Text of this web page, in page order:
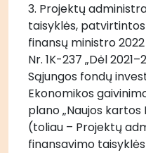
3. Projektų
taisyklės,
finansų ministro
Nr. 1K-237 „Dėl
Sąjungos fondų
Ekonomikos
plano „Naujos kartos
(toliau – Projektų
finansavimo